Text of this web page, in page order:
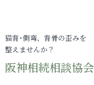
猫背･側弯、背骨の歪みを
整えませんか？
阪神相続相談協会